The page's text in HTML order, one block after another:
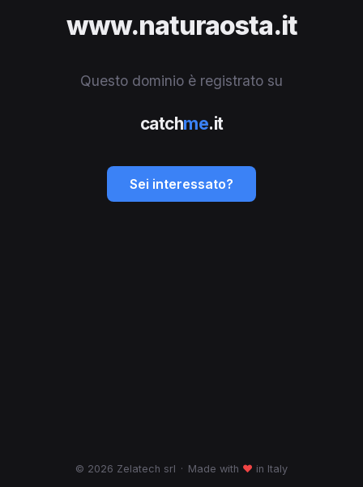
www.naturaosta.it
Questo dominio è registrato su
catchme.it
Sei interessato?
© 2026 Zelatech srl · Made with ♥ in Italy